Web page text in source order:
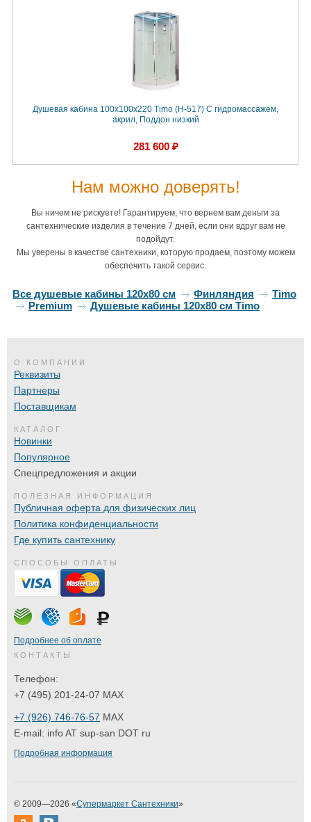
Душевая кабина 100x100x220 Timo (H-517) С гидромассажем,
акрил, Поддон низкий
281 600 ₽
Нам можно доверять!
Вы ничем не рискуете! Гарантируем, что вернем вам деньги за
сантехнические изделия в течение 7 дней, если они вдруг вам не
подойдут.
Мы уверены в качестве сантехники, которую продаем, поэтому можем
обеспечить такой сервис.
Все душевые кабины 120х80 см Финляндия
Timo
Premium
Душевые кабины 120х80 см Timo
О КОМПАНИИ
Реквизиты
Партнеры
Поставщикам
КАТАЛОГ
Новинки
Популярное
Спецпредложения и акции
ПОЛЕЗНАЯ ИНФОРМАЦИЯ
Публичная оферта для физических лиц
Политика конфиденциальности
Где купить сантехнику
СПОСОБЫ ОПЛАТЫ
Подробнее об оплате
КОНТАКТЫ
Телефон:
+7 (495) 201-24-07 MAX
+7 (926) 746-76-57 MAX
E-mail: info AT sup-san DOT ru
Подробная информация
© 2009—2026 «Супермаркет Сантехники»